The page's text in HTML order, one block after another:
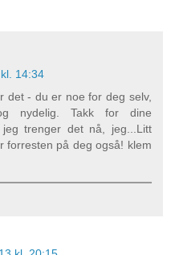
14:34
- du er noe for deg selv,
nydelig. Takk for dine
trenger det nå, jeg...Litt
forresten på deg også! klem